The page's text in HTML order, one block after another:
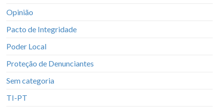
Opinião
Pacto de Integridade
Poder Local
Proteção de Denunciantes
Sem categoria
TI-PT